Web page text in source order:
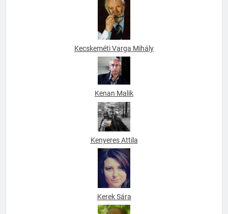
Kecskeméti Varga Mihály
Kenan Malik
Kenyeres Attila
Kerek Sára